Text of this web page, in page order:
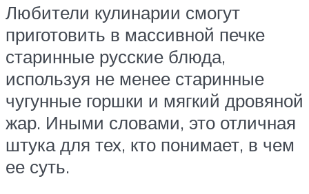
Любители кулинарии смогут
приготовить в массивной печке
старинные русские блюда,
используя не менее старинные
чугунные горшки и мягкий дровяной
жар. Иными словами, это отличная
штука для тех, кто понимает, в чем
ее суть.